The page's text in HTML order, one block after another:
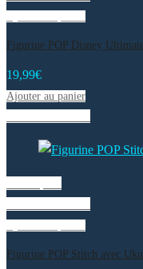
Figurine POP Disney
19,99€
Ajouter au panier
Figurine POP Stitch avec